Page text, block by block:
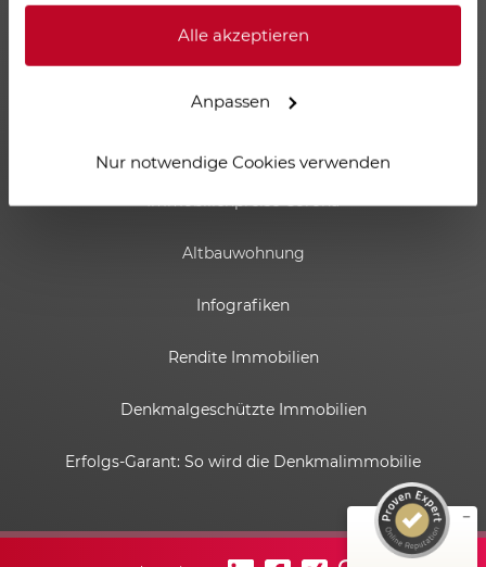
Alle akzeptieren
Anpassen
Nur notwendige Cookies verwenden
Abschreibung Immobilien
Luxusimmobilien
Immobilienpreise Corona
Altbauwohnung
Infografiken
Rendite Immobilien
Denkmalgeschützte Immobilien
Erfolgs-Garant: So wird die Denkmalimmobilie
Empfehlungen auf
ProvenExpert.com
6
Bewertungen auf
58
Bewertungen von